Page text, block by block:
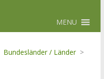
MENU
Bundesländer / Länder >